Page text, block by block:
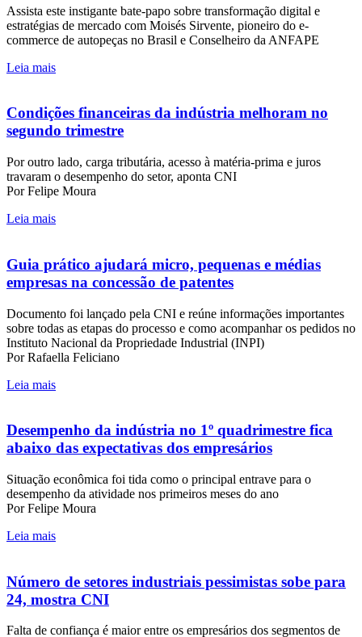
Assista este instigante bate-papo sobre transformação digital e
estratégias de mercado com Moisés Sirvente, pioneiro do e-
commerce de autopeças no Brasil e Conselheiro da ANFAPE
Leia mais
Condições financeiras da indústria melhoram no
segundo trimestre
Por outro lado, carga tributária, acesso à matéria-prima e juros
travaram o desempenho do setor, aponta CNI
Por Felipe Moura
Leia mais
Guia prático ajudará micro, pequenas e médias
empresas na concessão de patentes
Documento foi lançado pela CNI e reúne informações importantes
sobre todas as etapas do processo e como acompanhar os pedidos no
Instituto Nacional da Propriedade Industrial (INPI)
Por Rafaella Feliciano
Leia mais
Desempenho da indústria no 1º quadrimestre fica
abaixo das expectativas dos empresários
Situação econômica foi tida como o principal entrave para o
desempenho da atividade nos primeiros meses do ano
Por Felipe Moura
Leia mais
Número de setores industriais pessimistas sobe para
24, mostra CNI
Falta de confiança é maior entre os empresários dos segmentos de